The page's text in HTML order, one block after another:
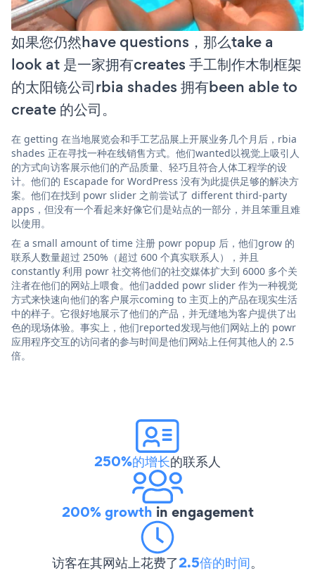
如果您仍然have questions，那么take a
look at 是一家拥有creates 手工制作木制框架
的太阳镜公司rbia shades 拥有been able to
create 的公司。
在 getting 在当地展览会和手工艺品展上开展业务几个月后，rbia
shades 正在寻找一种在线销售方式。他们wanted以视觉上吸引人
的方式向访客展示他们的产品质量、轻巧且符合人体工程学的设
计。他们的 Escapade for WordPress 没有为此提供足够的解决方
案。他们在找到 powr slider 之前尝试了 different third-party
apps，但没有一个看起来好像它们是站点的一部分，并且笨重且难
以使用。
在 a small amount of time 注册 powr popup 后，他们grow 的
联系人数量超过 250%（超过 600 个真实联系人），并且
constantly 利用 powr 社交将他们的社交媒体扩大到 6000 多个关
注者在他们的网站上喂食。他们added powr slider 作为一种视觉
方式来快速向他们的客户展示coming to 主页上的产品在现实生活
中的样子。它很好地展示了他们的产品，并无缝地为客户提供了出
色的现场体验。事实上，他们reported发现与他们网站上的 powr
应用程序交互的访问者的参与时间是他们网站上任何其他人的 2.5
倍。
250%的增长的联系人
200% growth in engagement
访客在其网站上花费了2.5倍的时间。